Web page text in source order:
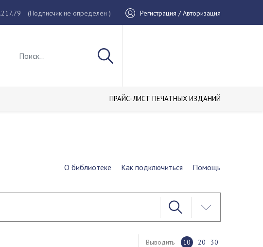
(Подписчик не определен ) Регистрация / Авторизация
ПРАЙС-ЛИСТ ПЕЧАТНЫХ ИЗДАНИЙ
О библиотеке Как подключиться Помощь
Выводить 10 20 30